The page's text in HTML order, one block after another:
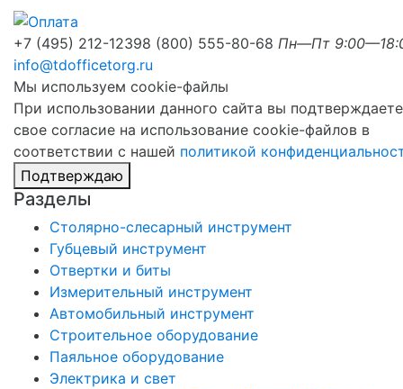
+7 (495) 212-12398 (800) 555-80-68 Пн—Пт
info@tdofficetorg.ru
Мы используем cookie-файлы
При использовании данного сайта вы подтверждаете
свое согласие на использование cookie-файлов в
соответствии с нашей политикой
Подтверждаю
Разделы
Столярно-слесарный инструмент
Губцевый инструмент
Отвертки и биты
Измерительный инструмент
Автомобильный инструмент
Строительное оборудование
Паяльное оборудование
Электрика и свет